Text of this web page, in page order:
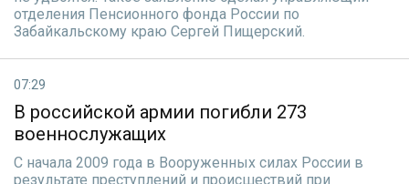
отделения Пенсионного фонда России по
Забайкальскому краю Сергей Пищерский.
07:29
В российской армии погибли 273
военнослужащих
С начала 2009 года в Вооруженных силах России в
результате преступлений и происшествий при